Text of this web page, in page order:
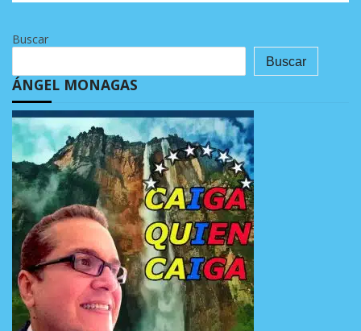
Buscar
Buscar
ÁNGEL MONAGAS